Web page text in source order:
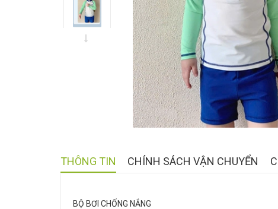
THÔNG TIN CHÍNH SÁCH VẬN CHUYỂN
BỘ BƠI CHỐNG NẮNG